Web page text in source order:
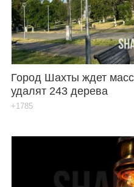
Город Шахты ждет
удалят 243 дерева
+1785